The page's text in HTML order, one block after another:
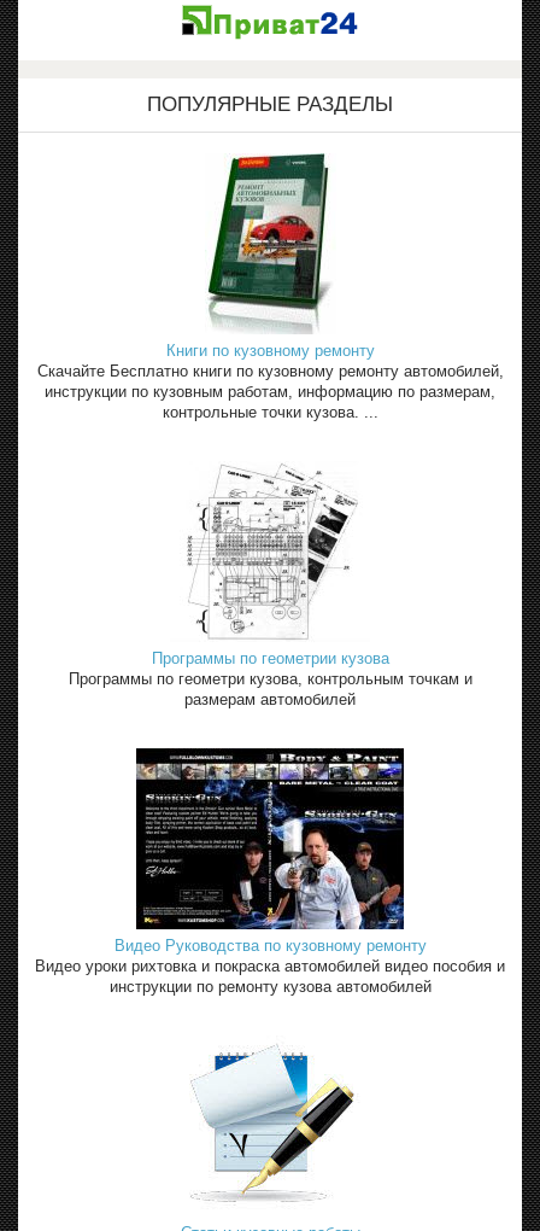
ПОПУЛЯРНЫЕ РАЗДЕЛЫ
Книги по кузовному ремонту
Скачайте Бесплатно книги по кузовному ремонту автомобилей,
инструкции по кузовным работам, информацию по размерам,
контрольные точки кузова. ...
Программы по геометрии кузова
Программы по геометри кузова, контрольным точкам и
размерам автомобилей
Видео Руководства по кузовному ремонту
Видео уроки рихтовка и покраска автомобилей видео пособия и
инструкции по ремонту кузова автомобилей